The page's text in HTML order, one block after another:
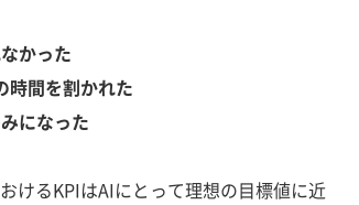
かった
時間を割かれた
になった
けるKPIはAIにとって理想の目標値に近